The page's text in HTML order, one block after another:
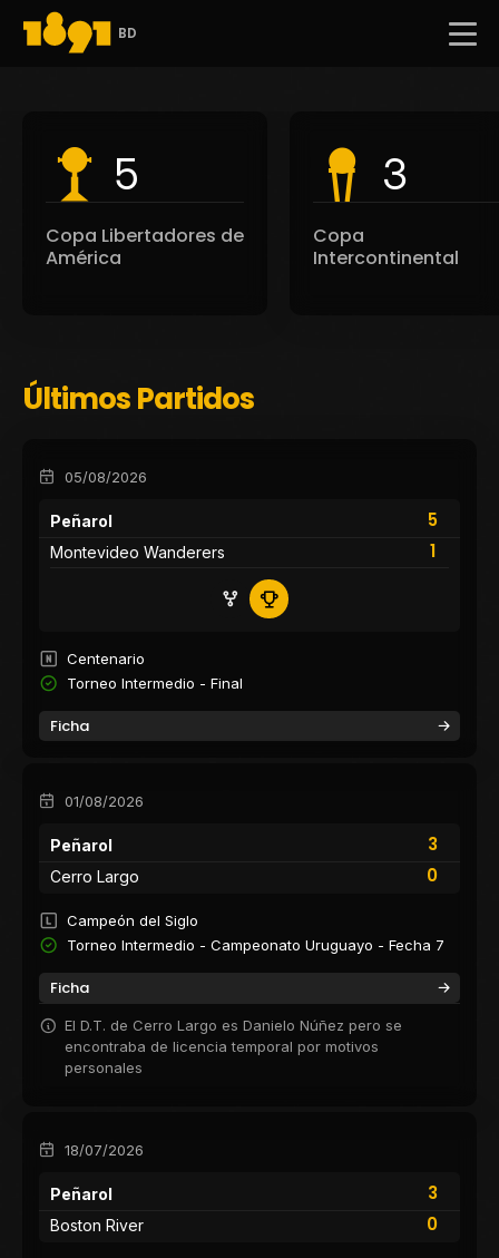
BD
5
Copa Libertadores de
América
3
Copa
Intercontinental
Últimos Partidos
05/08/2026
Peñarol
5
1
Montevideo Wanderers
Centenario
Torneo Intermedio - Final
Ficha
01/08/2026
Peñarol
3
0
Cerro Largo
Campeón del Siglo
Torneo Intermedio - Campeonato Uruguayo - Fecha 7
Ficha
El D.T. de Cerro Largo es Danielo Núñez pero se
encontraba de licencia temporal por motivos
personales
18/07/2026
Peñarol
3
0
Boston River